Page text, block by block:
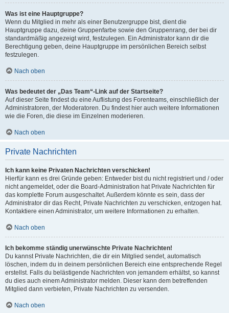
Was ist eine Hauptgruppe?
Wenn du Mitglied in mehr als einer Benutzergruppe bist, dient die
Hauptgruppe dazu, deine Gruppenfarbe sowie den Gruppenrang, der bei dir
standardmäßig angezeigt wird, festzulegen. Ein Administrator kann dir die
Berechtigung geben, deine Hauptgruppe im persönlichen Bereich selbst
festzulegen.
Nach oben
Was bedeutet der „Das Team“-Link auf der Startseite?
Auf dieser Seite findest du eine Auflistung des Forenteams, einschließlich der
Administratoren, der Moderatoren. Du findest hier auch weitere Informationen
wie die Foren, die diese im Einzelnen moderieren.
Nach oben
Private Nachrichten
Ich kann keine Privaten Nachrichten verschicken!
Hierfür kann es drei Gründe geben: Entweder bist du nicht registriert und / oder
nicht angemeldet, oder die Board-Administration hat Private Nachrichten für
das komplette Forum ausgeschaltet. Außerdem könnte es sein, dass der
Administrator dir das Recht, Private Nachrichten zu verschicken, entzogen hat.
Kontaktiere einen Administrator, um weitere Informationen zu erhalten.
Nach oben
Ich bekomme ständig unerwünschte Private Nachrichten!
Du kannst Private Nachrichten, die dir ein Mitglied sendet, automatisch
löschen, indem du in deinem persönlichen Bereich eine entsprechende Regel
erstellst. Falls du belästigende Nachrichten von jemandem erhältst, so kannst
du dies auch einem Administrator melden. Dieser kann dem betreffenden
Mitglied dann verbieten, Private Nachrichten zu versenden.
Nach oben